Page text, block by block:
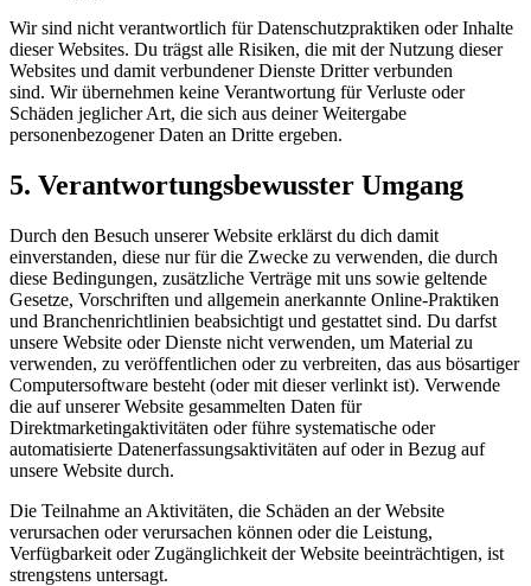
Wir sind nicht verantwortlich für Datenschutzpraktiken oder Inhalte
dieser Websites. Du trägst alle Risiken, die mit der Nutzung dieser
Websites und damit verbundener Dienste Dritter verbunden
sind. Wir übernehmen keine Verantwortung für Verluste oder
Schäden jeglicher Art, die sich aus deiner Weitergabe
personenbezogener Daten an Dritte ergeben.
5. Verantwortungsbewusster Umgang
Durch den Besuch unserer Website erklärst du dich damit
einverstanden, diese nur für die Zwecke zu verwenden, die durch
diese Bedingungen, zusätzliche Verträge mit uns sowie geltende
Gesetze, Vorschriften und allgemein anerkannte Online-Praktiken
und Branchenrichtlinien beabsichtigt und gestattet sind. Du darfst
unsere Website oder Dienste nicht verwenden, um Material zu
verwenden, zu veröffentlichen oder zu verbreiten, das aus bösartiger
Computersoftware besteht (oder mit dieser verlinkt ist). Verwende
die auf unserer Website gesammelten Daten für
Direktmarketingaktivitäten oder führe systematische oder
automatisierte Datenerfassungsaktivitäten auf oder in Bezug auf
unsere Website durch.
Die Teilnahme an Aktivitäten, die Schäden an der Website
verursachen oder verursachen können oder die Leistung,
Verfügbarkeit oder Zugänglichkeit der Website beeinträchtigen, ist
strengstens untersagt.